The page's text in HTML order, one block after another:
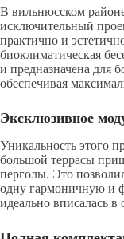
В вильнюсском
исключительный
практично и
биоклиматическая
и предназначена для
обеспечивая
Эксклюзивное
Уникальность этого
большой террасы
перголы. Это
одну гармоничную и
идеально вписалась